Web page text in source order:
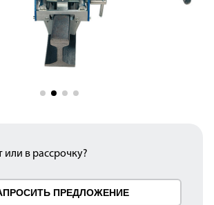
или в рассрочку?
ПРЕДЛОЖЕНИЕ